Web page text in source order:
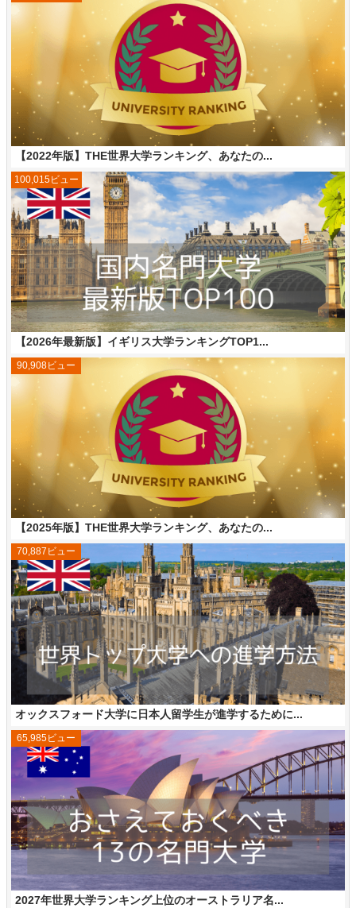
【2022年版】THE世界大学ランキング、あなたの...
【2026年最新版】イギリス大学ランキングTOP1...
100,015ビュー
【2025年版】THE世界大学ランキング、あなたの...
90,908ビュー
オックスフォード大学に日本人留学生が進学するために...
70,887ビュー
2027年世界大学ランキング上位のオーストラリア名...
65,985ビュー